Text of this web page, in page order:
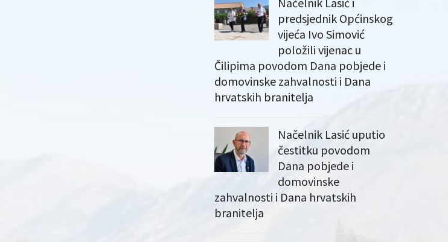
predsjednik Općinskog
vijeća Ivo Simović
položili vijenac u
Čilipima povodom Dana pobjede i
domovinske zahvalnosti i Dana
hrvatskih branitelja
Načelnik Lasić uputio
čestitku povodom
Dana pobjede i
domovinske
zahvalnosti i Dana hrvatskih
branitelja